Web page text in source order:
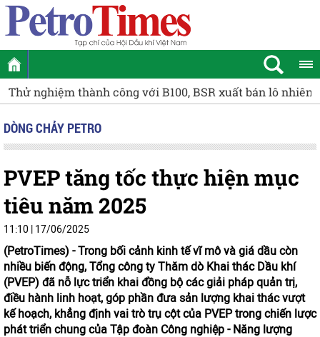
xuất bán lô nhiên liệu Diesel sinh học B5 đầu tiên Cụm
DÒNG CHẢY PETRO
PVEP tăng tốc thực hiện mục
tiêu năm 2025
11:10 | 17/06/2025
(PetroTimes) -Trong bối cảnh kinh tế vĩ mô và giá dầu còn
nhiều biến động, Tổng công ty Thăm dò Khai thác Dầu khí
(PVEP) đã nỗ lực triển khai đồng bộ các giải pháp quản trị,
điều hành linh hoạt, góp phần đưa sản lượng khai thác vượt
kế hoạch, khẳng định vai trò trụ cột của PVEP trong chiến lược
phát triển chung của Tập đoàn Công nghiệp - Năng lượng